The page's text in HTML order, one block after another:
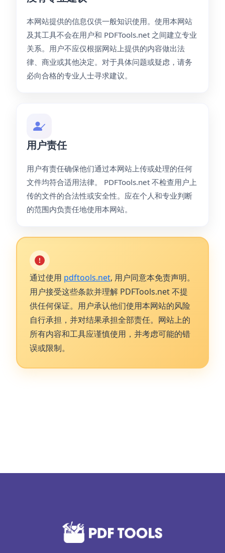
本网站提供的信息仅供一般知识使用。使用本网站
及其工具不会在用户和 PDFTools.net 之间建立专业
关系。用户不应仅根据网站上提供的内容做出法
律、商业或其他决定。对于具体问题或疑虑，请务
必向合格的专业人士寻求建议。
用户责任
用户有责任确保他们通过本网站上传或处理的任何
文件均符合适用法律。 PDFTools.net 不检查用户上
传的文件的合法性或安全性。应在个人和专业判断
的范围内负责任地使用本网站。
通过使用 pdftools.net, 用户同意本免责声明。
用户接受这些条款并理解 PDFTools.net 不提
供任何保证。用户承认他们使用本网站的风险
自行承担，并对结果承担全部责任。网站上的
所有内容和工具应谨慎使用，并考虑可能的错
误或限制。